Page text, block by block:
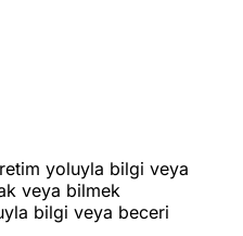
yoluyla bilgi veya
veya bilmek
bilgi veya beceri